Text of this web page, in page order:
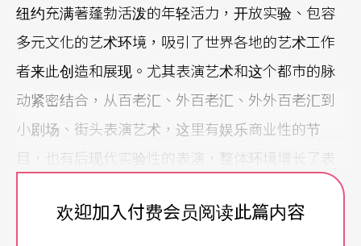
纽约充满著蓬勃活泼的年轻活力，开放实验、包容
多元文化的艺术环境，吸引了世界各地的艺术工作
者来此创造和展现。尤其表演艺术和这个都市的脉
动紧密结合，从百老汇、外百老汇、外外百老汇到
小剧场、街头表演艺术，这里有娱乐商业性的节
目，也有后现代实验性的表演，整体环境增长了表
演者和观众人口。纽约下城的跨国跨界社群和个人
自由风格，更是艺术家实验创作的天堂，在这里可
欢迎加入付费会员阅读此篇内容